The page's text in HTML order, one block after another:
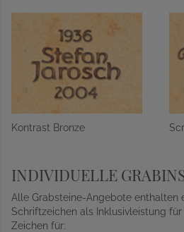
Kontrast Bronze
INDIVIDUELLE
Alle Grabsteine-Angebote enthalten
Schriftzeichen als Inklusivleistung
Zeichen für: